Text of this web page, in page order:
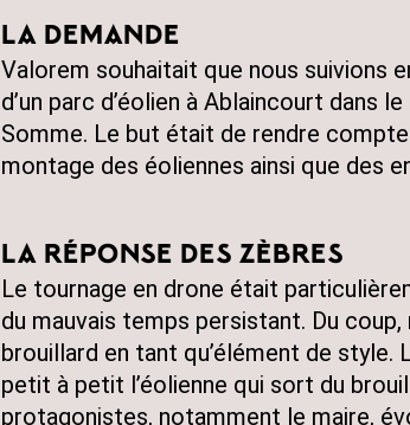
LA DEMANDE
Valorem souhaitait que nous suivions
d’un parc d’éolien à Ablaincourt dans
Somme. Le but était de rendre
montage des éoliennes ainsi que des
LA RÉPONSE DES ZÈBRES
Le tournage en drone était
du mauvais temps persistant. Du
brouillard en tant qu’élément de style.
petit à petit l’éolienne qui sort du
protagonistes, notamment le maire,